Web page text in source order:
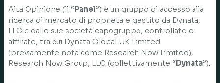
Alta Opinione (il “Panel”) è un gruppo di accesso alla
ricerca di mercato di proprietà e gestito da Dynata,
LLC e dalle sue società capogruppo, controllate e
affiliate, tra cui Dynata Global UK Limited
(previamente nota come Research Now Limited),
Research Now Group, LLC (collettivamente “Dynata”).